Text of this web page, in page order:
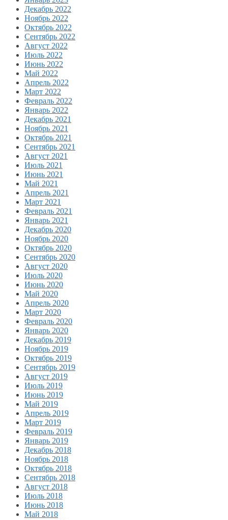
Декабрь 2022
Ноябрь 2022
Октябрь 2022
Сентябрь 2022
Август 2022
Июль 2022
Июнь 2022
Май 2022
Апрель 2022
Март 2022
Февраль 2022
Январь 2022
Декабрь 2021
Ноябрь 2021
Октябрь 2021
Сентябрь 2021
Август 2021
Июль 2021
Июнь 2021
Май 2021
Апрель 2021
Март 2021
Февраль 2021
Январь 2021
Декабрь 2020
Ноябрь 2020
Октябрь 2020
Сентябрь 2020
Август 2020
Июль 2020
Июнь 2020
Май 2020
Апрель 2020
Март 2020
Февраль 2020
Январь 2020
Декабрь 2019
Ноябрь 2019
Октябрь 2019
Сентябрь 2019
Август 2019
Июль 2019
Июнь 2019
Май 2019
Апрель 2019
Март 2019
Февраль 2019
Январь 2019
Декабрь 2018
Ноябрь 2018
Октябрь 2018
Сентябрь 2018
Август 2018
Июль 2018
Июнь 2018
Май 2018